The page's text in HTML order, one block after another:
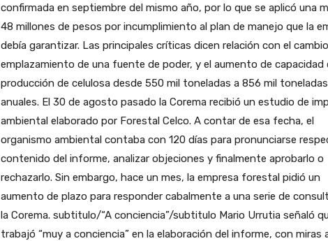
confirmada en septiembre del mismo año, por lo que se aplicó una
48 millones de pesos por incumplimiento al plan de manejo que la
debía garantizar. Las principales críticas dicen relación con el
emplazamiento de una fuente de poder, y el aumento de capacidad
producción de celulosa desde 550 mil toneladas a 856 mil toneladas
anuales. El 30 de agosto pasado la Corema recibió un estudio de
ambiental elaborado por Forestal Celco. A contar de esa fecha, el
organismo ambiental contaba con 120 días para pronunciarse
contenido del informe, analizar objeciones y finalmente aprobarlo o
rechazarlo. Sin embargo, hace un mes, la empresa forestal pidió un
aumento de plazo para responder cabalmente a una serie de
la Corema. subtitulo/“A conciencia”/subtitulo Mario Urrutia señaló
trabajó “muy a conciencia” en la elaboración del informe, con miras